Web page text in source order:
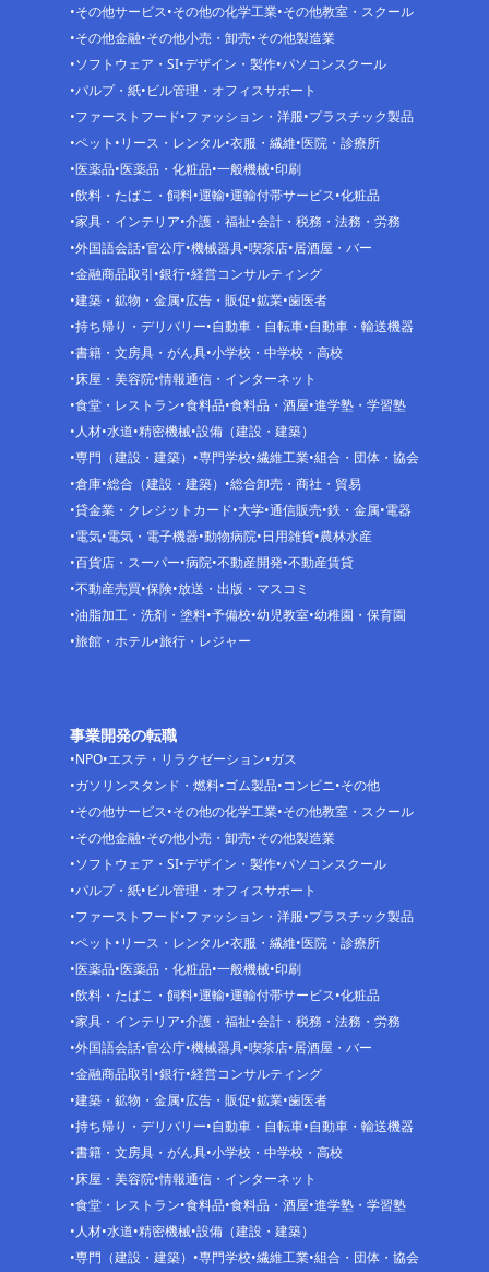
その他サービス その他の化学工業 その他教室・スクール
その他金融 その他小売・卸売 その他製造業
ソフトウェア・SI デザイン・製作 パソコンスクール
パルプ・紙 ビル管理・オフィスサポート
ファーストフード ファッション・洋服 プラスチック製品
ペット リース・レンタル 衣服・繊維 医院・診療所
医薬品 医薬品・化粧品 一般機械 印刷
飲料・たばこ・飼料 運輸 運輸付帯サービス 化粧品
家具・インテリア 介護・福祉 会計・税務・法務・労務
外国語会話 官公庁 機械器具 喫茶店 居酒屋・バー
金融商品取引 銀行 経営コンサルティング
建築・鉱物・金属 広告・販促 鉱業 歯医者
持ち帰り・デリバリー 自動車・自転車 自動車・輸送機器
書籍・文房具・がん具 小学校・中学校・高校
床屋・美容院 情報通信・インターネット
食堂・レストラン 食料品 食料品・酒屋 進学塾・学習塾
人材 水道 精密機械 設備（建設・建築）
専門（建設・建築）
専門学校 繊維工業 組合・団体・協会
倉庫 総合（建設・建築）
総合卸売・商社・貿易
貸金業・クレジットカード 大学 通信販売 鉄・金属 電器
電気 電気・電子機器 動物病院 日用雑貨 農林水産
百貨店・スーパー 病院 不動産開発 不動産賃貸
不動産売買 保険 放送・出版・マスコミ
油脂加工・洗剤・塗料 予備校 幼児教室 幼稚園・保育園
旅館・ホテル 旅行・レジャー
事業開発の転職
NPO エステ・リラクゼーション ガス
ガソリンスタンド・燃料 ゴム製品 コンビニ その他
その他サービス その他の化学工業 その他教室・スクール
その他金融 その他小売・卸売 その他製造業
ソフトウェア・SI デザイン・製作 パソコンスクール
パルプ・紙 ビル管理・オフィスサポート
ファーストフード ファッション・洋服 プラスチック製品
ペット リース・レンタル 衣服・繊維 医院・診療所
医薬品 医薬品・化粧品 一般機械 印刷
飲料・たばこ・飼料 運輸 運輸付帯サービス 化粧品
家具・インテリア 介護・福祉 会計・税務・法務・労務
外国語会話 官公庁 機械器具 喫茶店 居酒屋・バー
金融商品取引 銀行 経営コンサルティング
建築・鉱物・金属 広告・販促 鉱業 歯医者
持ち帰り・デリバリー 自動車・自転車 自動車・輸送機器
書籍・文房具・がん具 小学校・中学校・高校
床屋・美容院 情報通信・インターネット
食堂・レストラン 食料品 食料品・酒屋 進学塾・学習塾
人材 水道 精密機械 設備（建設・建築）
専門（建設・建築）
専門学校 繊維工業 組合・団体・協会